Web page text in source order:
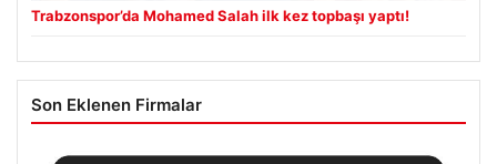
Trabzonspor’da Mohamed Salah ilk kez topbaşı yaptı!
Son Eklenen Firmalar